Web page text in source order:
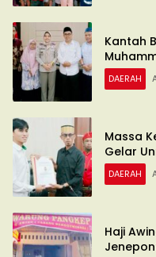
Kantah
DAERAH
Massa
Gelar
DAERAH
Haji